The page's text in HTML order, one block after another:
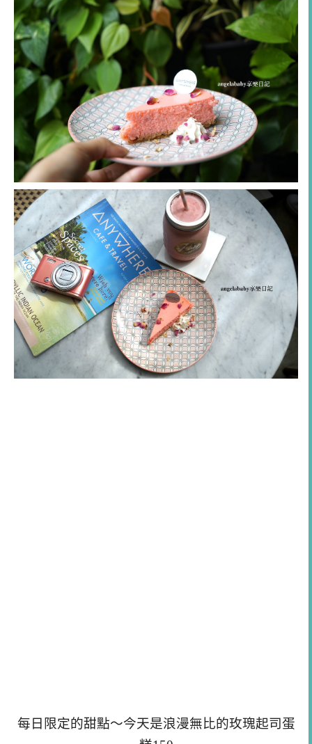
每日限定的甜點～今天是浪漫無比的玫瑰起司蛋